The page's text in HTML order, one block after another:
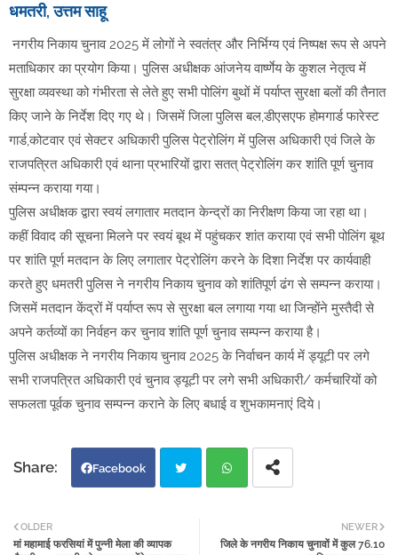
धमतरी, उत्तम साहू
नगरीय निकाय चुनाव 2025 में लोगों ने स्वतंत्र और निर्भिग्य एवं निष्पक्ष रूप से अपने
मताधिकार का प्रयोग किया। पुलिस अधीक्षक आंजनेय वार्ष्णेय के कुशल नेतृत्व में
सुरक्षा व्यवस्था को गंभीरता से लेते हुए सभी पोलिंग बुथों में पर्याप्त सुरक्षा बलों की तैनात
किए जाने के निर्देश दिए गए थे। जिसमें जिला पुलिस बल,डीएसएफ होमगार्ड फारेस्ट
गार्ड,कोटवार एवं सेक्टर अधिकारी पुलिस पेट्रोलिंग में पुलिस अधिकारी एवं जिले के
राजपत्रित अधिकारी एवं थाना प्रभारियों द्वारा सतत् पेट्रोलिंग कर शांति पूर्ण चुनाव
संम्पन्न कराया गया।
पुलिस अधीक्षक द्वारा स्वयं लगातार मतदान केन्द्रों का निरीक्षण किया जा रहा था।
कहीं विवाद की सूचना मिलने पर स्वयं बूथ में पहुंचकर शांत कराया एवं सभी पोलिंग बूथ
पर शांति पूर्ण मतदान के लिए लगातार पेट्रोलिंग करने के दिशा निर्देश पर कार्यवाही
करते हुए धमतरी पुलिस ने नगरीय निकाय चुनाव को शांतिपूर्ण ढंग से सम्पन्न कराया।
जिसमें मतदान केंद्रों में पर्याप्त रूप से सुरक्षा बल लगाया गया था जिन्होंने मुस्तैदी से
अपने कर्तव्यों का निर्वहन कर चुनाव शांति पूर्ण चुनाव सम्पन्न कराया है।
पुलिस अधीक्षक ने नगरीय निकाय चुनाव 2025 के निर्वाचन कार्य में ड्यूटी पर लगे
सभी राजपत्रित अधिकारी एवं चुनाव ड्यूटी पर लगे सभी अधिकारी/ कर्मचारियों को
सफलता पूर्वक चुनाव सम्पन्न कराने के लिए बधाई व शुभकामनाएं दिये।
Facebook
tter atsa
NEWER
जिले के नगरीय निकाय चुनावों में कुल 76.10
OLDER
मां महामाई फरसियां में पुन्नी मेला की व्यापक